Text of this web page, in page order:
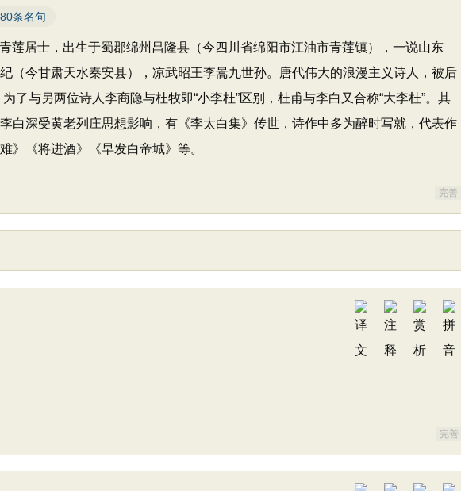
条名句
莲居士，出生于蜀郡绵州昌隆县（今四川省绵阳市江油市青莲镇），一说山东
（今甘肃天水秦安县），凉武昭王李暠九世孙。唐代伟大的浪漫主义诗人，被后
为了与另两位诗人李商隐与杜牧即“小李杜”区别，杜甫与李白又合称“大李杜”。其
白深受黄老列庄思想影响，有《李太白集》传世，诗作中多为醉时写就，代表作
》《将进酒》《早发白帝城》等。
完善
完善